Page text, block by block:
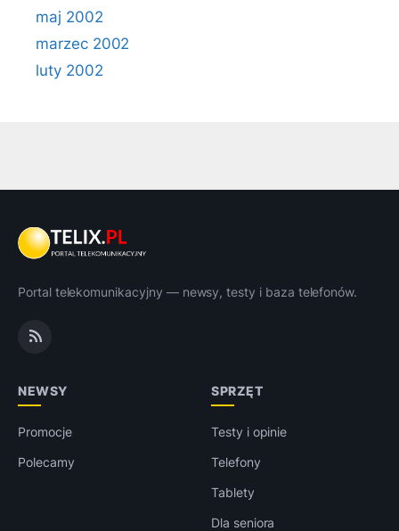
maj 2002
marzec 2002
luty 2002
Portal telekomunikacyjny — newsy, testy i baza telefonów.
NEWSY
Promocje
Polecamy
SPRZĘT
Testy i opinie
Telefony
Tablety
Dla seniora